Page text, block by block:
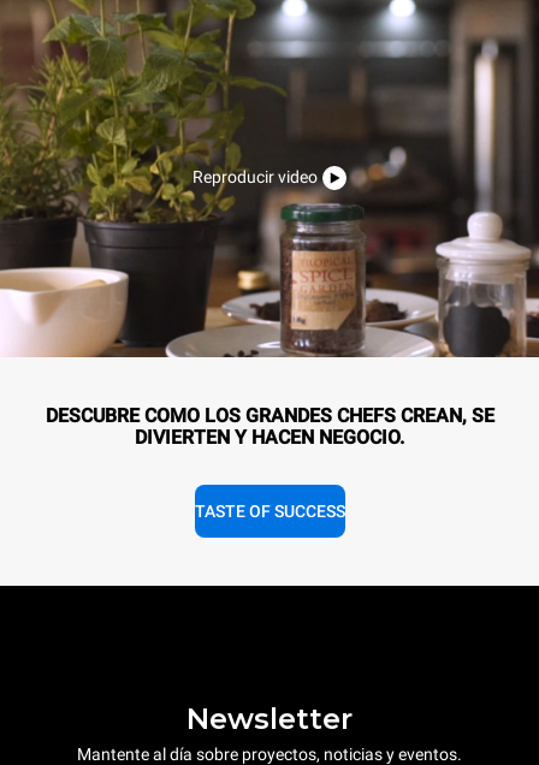
Reproducir video
DESCUBRE COMO LOS GRANDES CHEFS CREAN, SE
DIVIERTEN Y HACEN NEGOCIO.
TASTE OF SUCCESS
Newsletter
Mantente al día sobre proyectos, noticias y eventos.